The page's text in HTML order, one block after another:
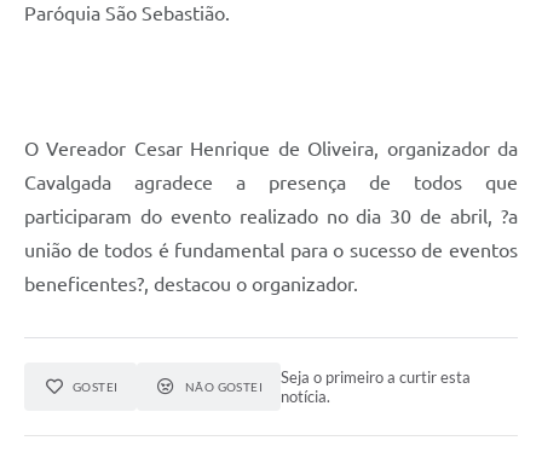
Paróquia São Sebastião.
O Vereador Cesar Henrique de Oliveira, organizador da
Cavalgada agradece a presença de todos que
participaram do evento realizado no dia 30 de abril, ?a
união de todos é fundamental para o sucesso de eventos
beneficentes?, destacou o organizador.
GOSTEI NÃO GOSTEI
Seja o primeiro a curtir esta
notícia.